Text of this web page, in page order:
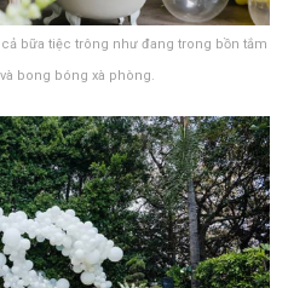
bữa tiệc trông như đang trong bồn tắm
bong bóng xà phòng.